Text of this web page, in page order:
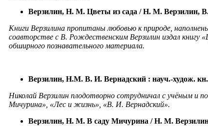
Верзилин, Н. М. Цветы из сада / Н. М. Верзилин,
Книги Верзилина пропитаны любовью к природе,
соавторстве с В. Рождественским Верзилин издал книгу
обширного познавательного материала.
Верзилин, Н.М. В. И. Вернадский : науч.-худож.
Николай Верзилин плодотворно сотрудничал с учёным и
Мичурина», «Лес и жизнь», «В. И. Вернадский».
Верзилин, Н. М. В саду Мичурина / Н. М.